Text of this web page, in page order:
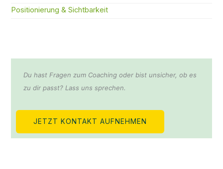
Positionierung & Sichtbarkeit
Du hast Fragen zum Coaching oder bist unsicher, ob es
zu dir passt? Lass uns sprechen.
JETZT KONTAKT AUFNEHMEN